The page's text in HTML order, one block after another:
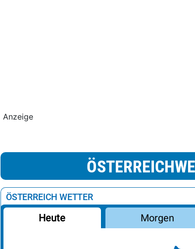
Anzeige
ÖSTERREICH WETTER
Heute Morgen